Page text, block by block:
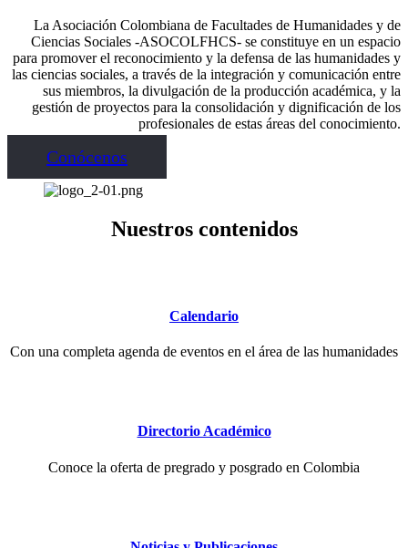
La Asociación Colombiana de Facultades de Humanidades y de
Ciencias Sociales -ASOCOLFHCS- se constituye en un espacio
para promover el reconocimiento y la defensa de las humanidades y
las ciencias sociales, a través de la integración y comunicación entre
sus miembros, la divulgación de la producción académica, y la
gestión de proyectos para la consolidación y dignificación de los
profesionales de estas áreas del conocimiento.
Conócenos
Nuestros contenidos
Calendario
Con una completa agenda de eventos en el área de las humanidades
Directorio Académico
Conoce la oferta de pregrado y posgrado en Colombia